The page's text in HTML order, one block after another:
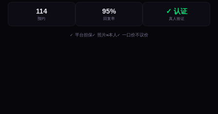
114
预约
95%
回复率
✓ 认证
真人验证
✓ 平台担保✓ 照片=本人 ✓ 一口价不议价